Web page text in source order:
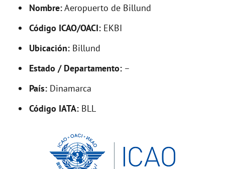
d
e
o
Nombre:Aeropuerto de Billund
Código ICAO/OACI: EKBI
Ubicación: Billund
Estado / Departamento: –
País: Dinamarca
Código IATA: BLL